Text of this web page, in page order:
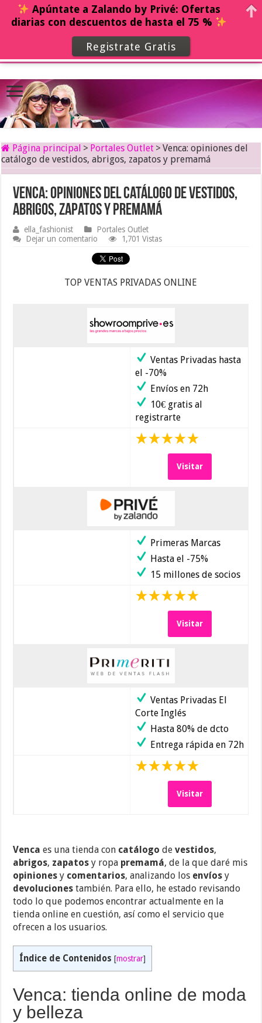
Página principal > Portales Outlet > Venca: opiniones del
catálogo de vestidos, abrigos, zapatos y premamá
Venca: opiniones del catálogo de vestidos,
abrigos, zapatos y premamá
ella_fashionist
Portales Outlet
Dejar un comentario
1,701 Vistas
TOP VENTAS PRIVADAS ONLINE
Ventas Privadas hasta
el -70%
Envíos en 72h
10€ gratis al
registrarte
Visitar
Primeras Marcas
Hasta el -75%
15 millones de socios
Visitar
Ventas Privadas El
Corte Inglés
Hasta 80% de dcto
Entrega rápida en 72h
Visitar
Venca es una tienda con catálogodevestidos,
abrigos, zapatosy ropa premamá, de la que daré mis
opiniones y comentarios, analizando los envíosy
devoluciones también. Para ello, he estado revisando
todo lo que podemos encontrar actualmente en la
tienda online en cuestión, así como el servicio que
ofrecen a los usuarios.
Índice de Contenidos [mostrar]
Venca: tienda online de moda
y belleza
Apúntate a Zalando by Privé: Ofertas
diarias con descuentos de hasta el 75 %
Registrate Gratis